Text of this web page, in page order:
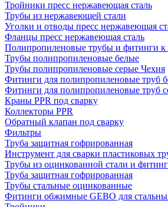
Тройники пресс нержавеющая сталь
Трубы из нержавеющей стали
Уголки и отводы пресс нержавеющая
Фланцы пресс нержавеющая сталь
Полипропиленовые трубы и фитинги к
Трубы полипропиленовые белые
Трубы полипропиленовые серые Чехия
Фитинги для полипропиленовые труб
Фитинги для полипропиленовые труб
Краны PPR под сварку
Коллекторы PPR
Обратный клапан под сварку
Фильтры
Труба защитная гофрированная
Инструмент для сварки пластиковых
Трубы из оцинкованной стали и
Труба защитная гофрированная
Трубы стальные оцинкованные
Фитинги обжимные GEBO для